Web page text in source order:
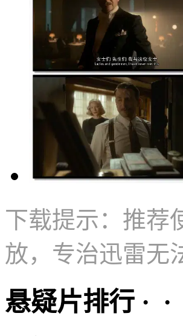
下载提示：推荐
放，专治迅雷无
悬疑片排行 · ·